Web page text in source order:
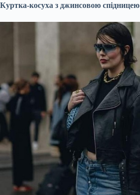
Куртка-косуха з джинсовою спідницею